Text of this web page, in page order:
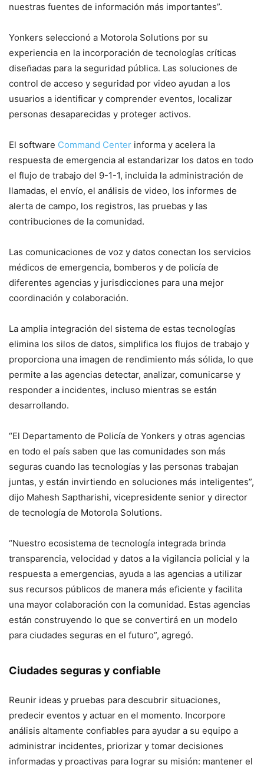
nuestras fuentes de información más importantes”.
Yonkers seleccionó a Motorola Solutions por su
experiencia en la incorporación de tecnologías críticas
diseñadas para la seguridad pública. Las soluciones de
control de acceso y seguridad por video ayudan a los
usuarios a identificar y comprender eventos, localizar
personas desaparecidas y proteger activos.
El software Command Center informa y acelera la
respuesta de emergencia al estandarizar los datos en todo
el flujo de trabajo del 9-1-1, incluida la administración de
llamadas, el envío, el análisis de video, los informes de
alerta de campo, los registros, las pruebas y las
contribuciones de la comunidad.
Las comunicaciones de voz y datos conectan los servicios
médicos de emergencia, bomberos y de policía de
diferentes agencias y jurisdicciones para una mejor
coordinación y colaboración.
La amplia integración del sistema de estas tecnologías
elimina los silos de datos, simplifica los flujos de trabajo y
proporciona una imagen de rendimiento más sólida, lo que
permite a las agencias detectar, analizar, comunicarse y
responder a incidentes, incluso mientras se están
desarrollando.
“El Departamento de Policía de Yonkers y otras agencias
en todo el país saben que las comunidades son más
seguras cuando las tecnologías y las personas trabajan
juntas, y están invirtiendo en soluciones más inteligentes”,
dijo Mahesh Saptharishi, vicepresidente senior y director
de tecnología de Motorola Solutions.
“Nuestro ecosistema de tecnología integrada brinda
transparencia, velocidad y datos a la vigilancia policial y la
respuesta a emergencias, ayuda a las agencias a utilizar
sus recursos públicos de manera más eficiente y facilita
una mayor colaboración con la comunidad. Estas agencias
están construyendo lo que se convertirá en un modelo
para ciudades seguras en el futuro”, agregó.
Ciudades seguras y confiable
Reunir ideas y pruebas para descubrir situaciones,
predecir eventos y actuar en el momento. Incorpore
análisis altamente confiables para ayudar a su equipo a
administrar incidentes, priorizar y tomar decisiones
informadas y proactivas para lograr su misión: mantener el